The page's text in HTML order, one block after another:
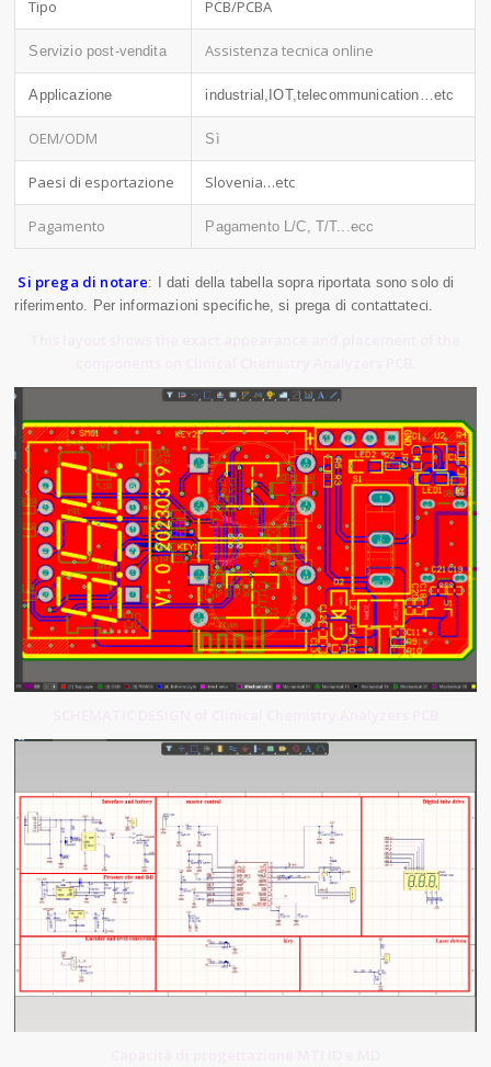
Tipo PCB/PCBA
Servizio post-vendita Assistenza tecnica online
Applicazione industrial,IOT,telecommunication…etc
OEM/ODM Sì
Paesi di esportazione Slovenia…etc
Pagamento Pagamento L/C, T/T...ecc
Si prega di notare: I dati della tabella sopra riportata sono solo di
riferimento. Per informazioni specifiche, si prega di contattateci.